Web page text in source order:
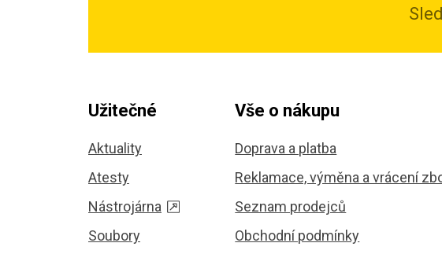
Užitečné
Aktuality
Atesty
Nástrojárna
Soubory
Vše o nákupu
Doprava a platba
Reklamace, výměna a vrácení
Seznam prodejců
Obchodní podmínky